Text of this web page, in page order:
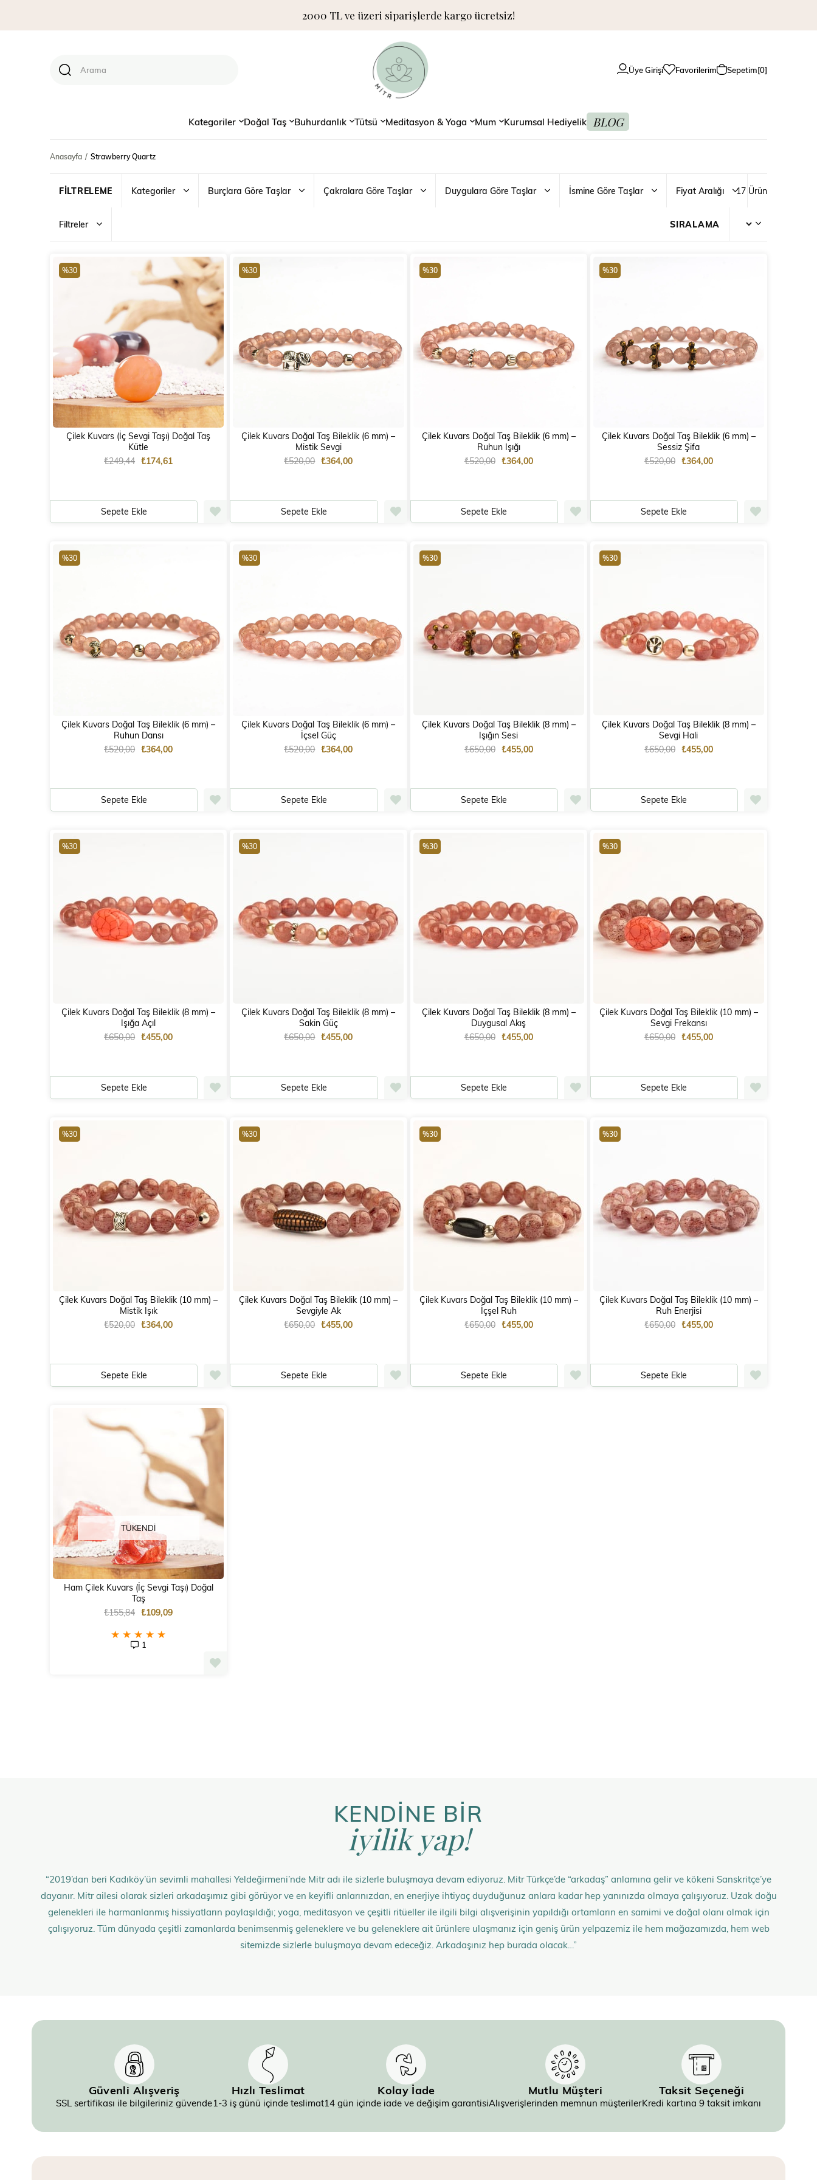
2000 TL ve üzeri siparişlerde kargo ücretsiz!
Üye Girişi Favorilerim Sepetim 0
Kategoriler Doğal Taş Buhurdanlık Tütsü Meditasyon & Yoga Mum Kurumsal Hediyelik BLOG
Anasayfa Strawberry Quartz
Kategoriler Burçlara Göre Taşlar Çakralara Göre Taşlar Duygulara Göre Taşlar İsmine Göre Taşlar Fiyat Aralığı
Filtreler
17 Ürün
Çilek Kuvars (İç Sevgi Taşı) Doğal Taş
Kütle
₺174,61
₺249,44
Sepete Ekle
%30
Çilek Kuvars Doğal Taş Bileklik (6 mm) –
Mistik Sevgi
₺364,00
₺520,00
Sepete Ekle
%30
Çilek Kuvars Doğal Taş Bileklik (6 mm) –
Ruhun Işığı
₺364,00
₺520,00
Sepete Ekle
%30
Çilek Kuvars Doğal Taş Bileklik (6 mm) –
Sessiz Şifa
₺364,00
₺520,00
Sepete Ekle
%30
Çilek Kuvars Doğal Taş Bileklik (6 mm) –
Ruhun Dansı
₺364,00
₺520,00
Sepete Ekle
%30
Çilek Kuvars Doğal Taş Bileklik (6 mm) –
İçsel Güç
₺364,00
₺520,00
Sepete Ekle
%30
Çilek Kuvars Doğal Taş Bileklik (8 mm) –
Işığın Sesi
₺455,00
₺650,00
Sepete Ekle
%30
Çilek Kuvars Doğal Taş Bileklik (8 mm) –
Sevgi Hali
₺455,00
₺650,00
Sepete Ekle
%30
Çilek Kuvars Doğal Taş Bileklik (8 mm) –
Işığa Açıl
₺455,00
₺650,00
Sepete Ekle
%30
Çilek Kuvars Doğal Taş Bileklik (8 mm) –
Sakin Güç
₺455,00
₺650,00
Sepete Ekle
%30
Çilek Kuvars Doğal Taş Bileklik (8 mm) –
Duygusal Akış
₺455,00
₺650,00
Sepete Ekle
%30
Çilek Kuvars Doğal Taş Bileklik (10 mm) –
Sevgi Frekansı
₺455,00
₺650,00
Sepete Ekle
%30
Çilek Kuvars Doğal Taş Bileklik (10 mm) –
Mistik Işık
₺364,00
₺520,00
Sepete Ekle
%30
Çilek Kuvars Doğal Taş Bileklik (10 mm) –
Sevgiyle Ak
₺455,00
₺650,00
Sepete Ekle
%30
Çilek Kuvars Doğal Taş Bileklik (10 mm) –
İçşel Ruh
₺455,00
₺650,00
Sepete Ekle
%30
Çilek Kuvars Doğal Taş Bileklik (10 mm) –
Ruh Enerjisi
₺455,00
₺650,00
Sepete Ekle
%30
TÜKENDI
Ham Çilek Kuvars (İç Sevgi Taşı) Doğal
Taş
★ ★ ★ ★ ★
1
₺109,09
₺155,84
KENDİNE BİR
iyilik yap!
“2019’dan beri Kadıköy’ün sevimli mahallesi Yeldeğirmeni’nde Mitr adı ile sizlerle buluşmaya devam ediyoruz. Mitr Türkçe’de “arkadaş” anlamına gelir ve kökeni Sanskritçe’ye
dayanır. Mitr ailesi olarak sizleri arkadaşımız gibi görüyor ve en keyifli anlarınızdan, en enerjiye ihtiyaç duyduğunuz anlara kadar hep yanınızda olmaya çalışıyoruz. Uzak doğu
gelenekleri ile harmanlanmış hissiyatların paylaşıldığı; yoga, meditasyon ve çeşitli ritüeller ile ilgili bilgi alışverişinin yapıldığı ortamların en samimi ve doğal olanı olmak için
çalışıyoruz. Tüm dünyada çeşitli zamanlarda benimsenmiş geleneklere ve bu geleneklere ait ürünlere ulaşmanız için geniş ürün yelpazemiz ile hem mağazamızda, hem web
sitemizde sizlerle buluşmaya devam edeceğiz. Arkadaşınız hep burada olacak…”
Güvenli Alışveriş
SSL sertifikası ile bilgileriniz güvende
Hızlı Teslimat
1-3 iş günü içinde teslimat
Kolay İade
14 gün içinde iade ve değişim garantisi
Mutlu Müşteri
Alışverişlerinden memnun müşteriler
Taksit Seçeneği
Kredi kartına 9 taksit imkanı